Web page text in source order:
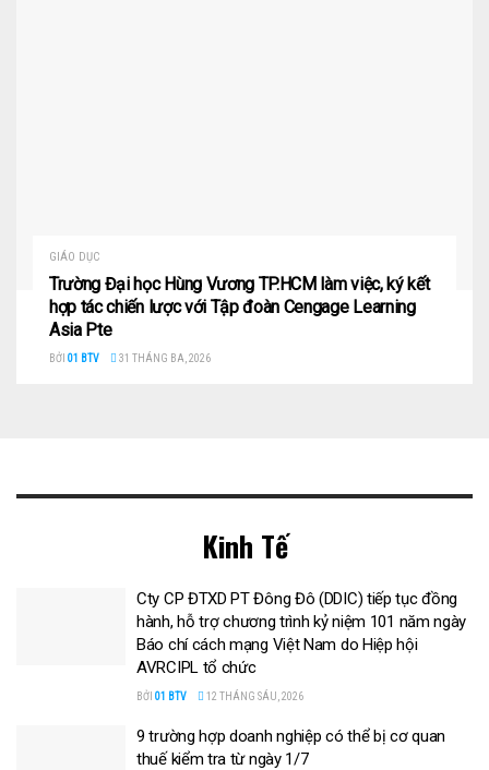
GIÁO DỤC
Trường Đại học Hùng Vương TP.HCM làm việc, ký kết
hợp tác chiến lược với Tập đoàn Cengage Learning
Asia Pte
BỞI 01 BTV 31 THÁNG BA, 2026
Kinh Tế
Cty CP ĐTXD PT Đông Đô (DDIC) tiếp tục đồng
hành, hỗ trợ chương trình kỷ niệm 101 năm ngày
Báo chí cách mạng Việt Nam do Hiệp hội
AVRCIPL tổ chức
BỞI 01 BTV 12 THÁNG SÁU, 2026
9 trường hợp doanh nghiệp có thể bị cơ quan
thuế kiểm tra từ ngày 1/7